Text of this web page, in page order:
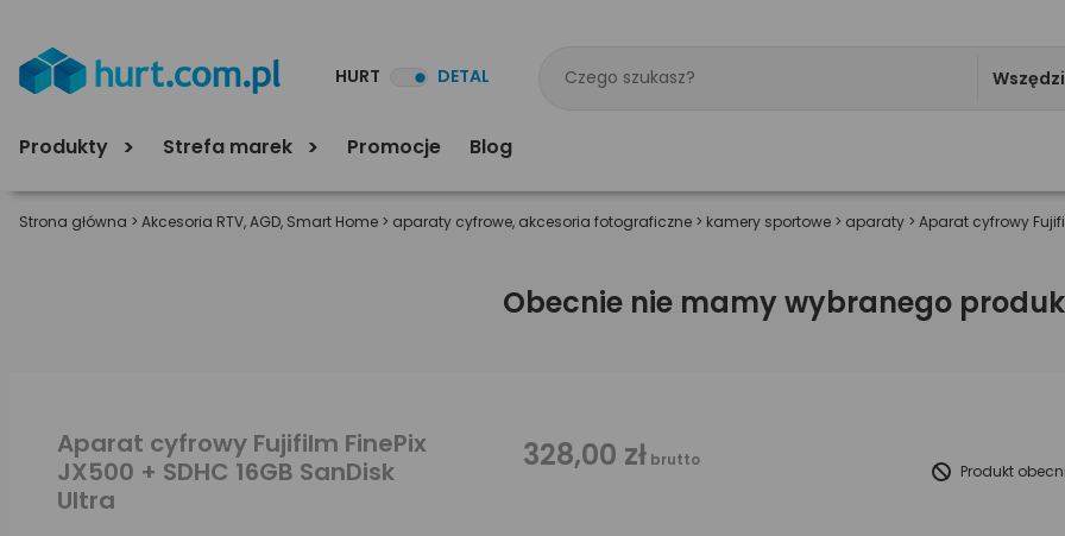
HURT DETAL
Produkty Strefa marek Promocje Blog
Strona główna > Akcesoria RTV, AGD, Smart Home > aparaty cyfrowe, akcesoria fotograficzne > kamery sportowe > aparaty > Aparat cyfrowy
Obecnie nie mamy wybranego
Aparat cyfrowy Fujifilm FinePix
JX500 + SDHC 16GB SanDisk
Ultra
328,00 zł brutto
Produkt